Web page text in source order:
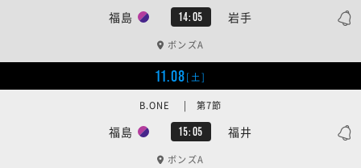
福島 14:05 岩手
ボンズA
11.08[土]
福島 15:05 福井
B.ONE | 第7節
ボンズA